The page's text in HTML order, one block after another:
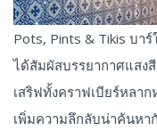
Pots, Pints & Tikis บา
ได้สัมผัสบรรยากาศแสง
เสริฟทั้งคราฟเบียร์หลาก
เพิ่มความลึกลับน่าค้นห